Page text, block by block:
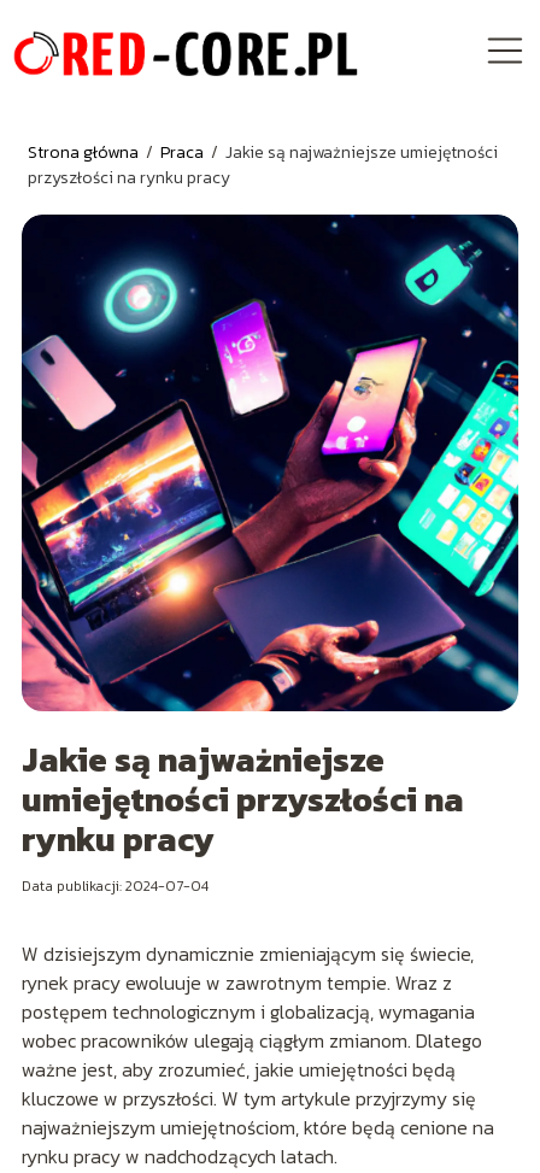
Strona główna / Praca / Jakie są najważniejsze umiejętności
przyszłości na rynku pracy
Jakie są najważniejsze
umiejętności przyszłości na
rynku pracy
Data publikacji: 2024-07-04
W dzisiejszym dynamicznie zmieniającym się świecie,
rynek pracy ewoluuje w zawrotnym tempie. Wraz z
postępem technologicznym i globalizacją, wymagania
wobec pracowników ulegają ciągłym zmianom. Dlatego
ważne jest, aby zrozumieć, jakie umiejętności będą
kluczowe w przyszłości. W tym artykule przyjrzymy się
najważniejszym umiejętnościom, które będą cenione na
rynku pracy w nadchodzących latach.